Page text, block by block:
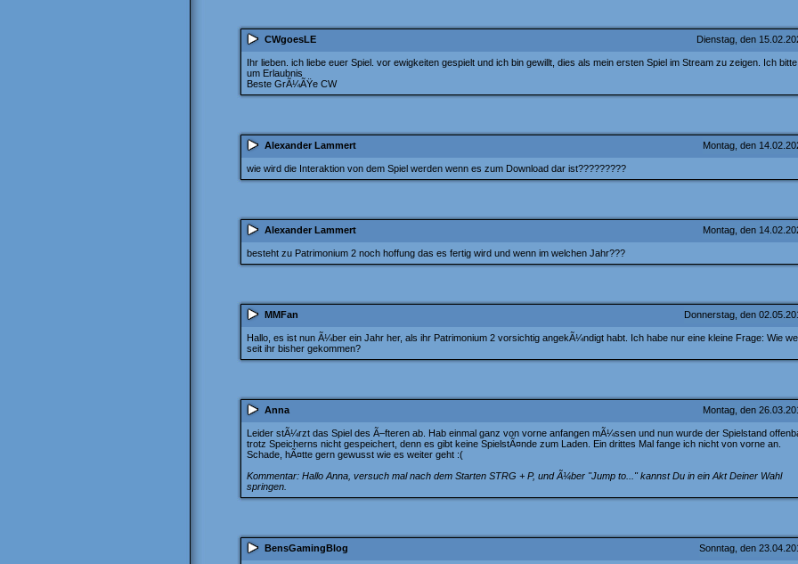
CWgoesLE Dienstag, den
Ihr lieben. ich liebe euer Spiel. vor ewigkeiten gespielt und ich bin gewillt, dies als mein ersten Spiel im Stream zu zeigen. Ich bitte
um Erlaubnis
Beste GrÃ¼ÃŸe CW
Alexander Lammert Montag, den
wie wird die Interaktion von dem Spiel werden wenn es zum Download dar ist?????????
Alexander Lammert Montag, den
besteht zu Patrimonium 2 noch hoffung das es fertig wird und wenn im welchen Jahr???
MMFan Donnerstag, den
Hallo, es ist nun Ã¼ber ein Jahr her, als ihr Patrimonium 2 vorsichtig angekÃ¼ndigt habt. Ich habe nur eine kleine Frage: Wie
seit ihr bisher gekommen?
Anna Montag, den
Leider stÃ¼rzt das Spiel des Ã–fteren ab. Hab einmal ganz von vorne anfangen mÃ¼ssen und nun wurde der Spielstand
trotz Speicherns nicht gespeichert, denn es gibt keine SpielstÃ¤nde zum Laden. Ein drittes Mal fange ich nicht von vorne an.
Schade, hÃ¤tte gern gewusst wie es weiter geht :(
Kommentar: Hallo Anna, versuch mal nach dem Starten STRG + P, und Ã¼ber "Jump to..." kannst Du in ein Akt Deiner Wahl
springen.
BensGamingBlog Sonntag, den